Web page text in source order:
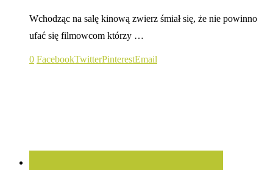
Wchodząc na salę kinową zwierz śmiał się, że nie powinno
ufać się filmowcom którzy …
0 FacebookTwitterPinterestEmail